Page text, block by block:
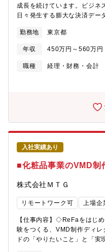
算内に収めるための仕様変更
ョンの魅力】・一気通貫のや
世界観を妥協なく追求できま
力を養うことができ、将来的
道も拓けます。【配属先組
名の2名体制です。Mission
品・事業をブランドに先駆け
世界中のパートナー、新しい
画力・デザイン力・ブランデ
ーディにカタチにしていきま
成長を続けています。ビジネ
日々発生する膨大な決済デー
も近い距離で商流を支え、将
を担っていただける、自律的
ます。【仕事内容】事業販売
営店（百貨店、SC、免税店
際の入金データの整合性を追
外への督促・回収業務は発生
売上・入金照合：店舗POS
ータの突合・消込・在庫棚卸
突合・差異の特定・未回収金
原因調査（店舗への確認など
売上確定に向けた月次処理・
票業務【ご志向によっては将
務】・業務フローの構築・改
う処理ルールの策定。・デジ
義、SAP（基幹システム）の
ンス強化：監査対応における
現場指導：店舗の不備（報告
との連携。【プロジェクト
（SAP）刷新に伴う、新
プン時における決済スキーム
勤務地 東京都
年収 450万円～560万円
職種
経理・財務・会計
入社実績あり
■化粧品事業のVMD制
株式会社ＭＴＧ
リモートワーク可 上場企
【仕事内容】◇ReFaをはじ
験をつくる、VMD制作ディ
ドの「やりたいこと」と「実